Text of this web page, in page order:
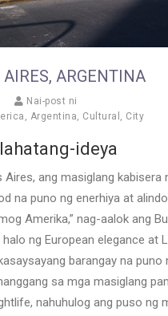
AIRES, ARGENTINA
Nai-post ni
, Argentina, Cultural , City
ideya
Aires, ang masiglang kabisera
na puno ng enerhiya at
Amerika,” nag-aalok ang
ng European elegance at
barangay na puno
sa mga masiglang
nahuhulog ang puso ng